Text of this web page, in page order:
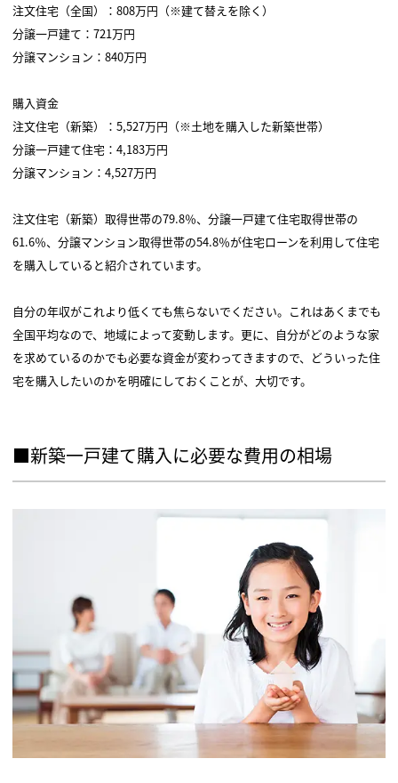
注文住宅（全国）：808万円（※建て替えを除く）
分譲一戸建て：721万円
分譲マンション：840万円
購入資金
注文住宅（新築）：5,527万円（※土地を購入した新築世帯）
分譲一戸建て住宅：4,183万円
分譲マンション：4,527万円
注文住宅（新築）取得世帯の79.8％、分譲一戸建て住宅取得世帯の
61.6％、分譲マンション取得世帯の54.8％が住宅ローンを利用して住宅
を購入していると紹介されています。
自分の年収がこれより低くても焦らないでください。これはあくまでも
全国平均なので、地域によって変動します。更に、自分がどのような家
を求めているのかでも必要な資金が変わってきますので、どういった住
宅を購入したいのかを明確にしておくことが、大切です。
■新築一戸建て購入に必要な費用の相場